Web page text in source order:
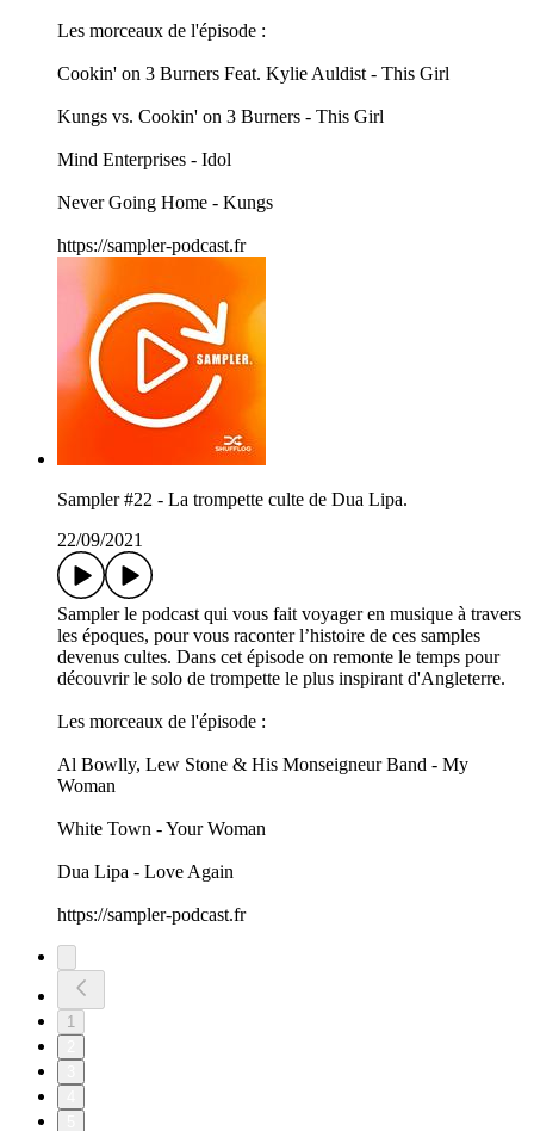
Les morceaux de l'épisode :
Cookin' on 3 Burners Feat. Kylie Auldist - This Girl
Kungs vs. Cookin' on 3 Burners - This Girl
Mind Enterprises - Idol
Never Going Home - Kungs
https://sampler-podcast.fr
Sampler #22 - La trompette culte de Dua Lipa.
22/09/2021
Sampler le podcast qui vous fait voyager en musique à travers
les époques, pour vous raconter l’histoire de ces samples
devenus cultes. Dans cet épisode on remonte le temps pour
découvrir le solo de trompette le plus inspirant d'Angleterre.
Les morceaux de l'épisode :
Al Bowlly, Lew Stone & His Monseigneur Band - My
Woman
White Town - Your Woman
Dua Lipa - Love Again
https://sampler-podcast.fr
1